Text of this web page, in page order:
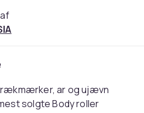
ar og ujævn
solgte Body roller